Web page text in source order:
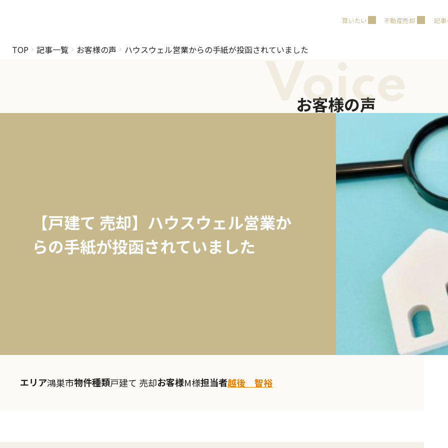
買いたい 不動産売却 記
TOP 記事一覧 お客様の声 ハウスウェル営業からの手紙が投函されていました
Voice
お客様の声
【戸建て 売却】ハウスウェル営業か
らの手紙が投函されていました
エリア鴻巣市物件種類戸建て 売却お客様M様担当者越後 智裕